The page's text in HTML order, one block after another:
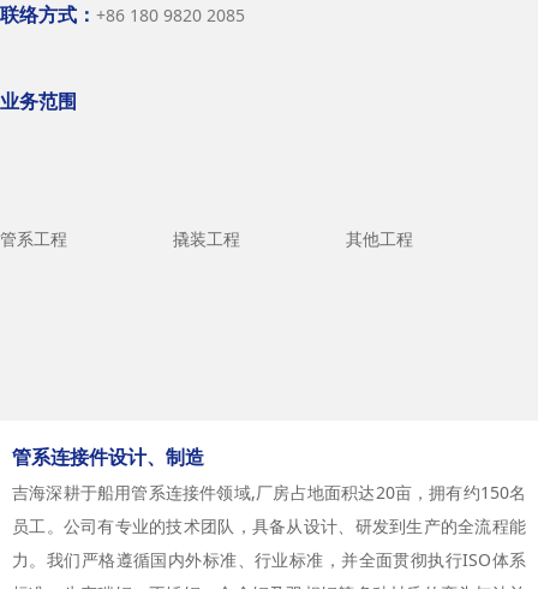
联络方式： +86 180 9820 2085
业务范围
管系工程 撬装工程 其他工程
管系连接件设计、制造
吉海深耕于船用管系连接件领域,厂房占地面积达20亩，拥有约150名
员工。公司有专业的技术团队，具备从设计、研发到生产的全流程能
力。我们严格遵循国内外标准、行业标准，并全面贯彻执行ISO体系